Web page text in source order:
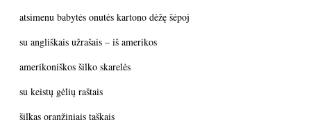
atsimenu babytės onutės kartono dėžę šėpoj
su angliškais užrašais – iš amerikos
amerikoniškos šilko skarelės
su keistų gėlių raštais
šilkas oranžiniais taškais